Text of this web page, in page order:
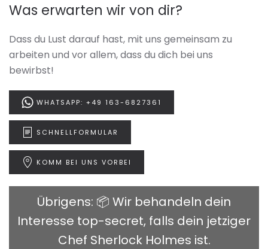
Was erwarten wir von dir?
Dass du Lust darauf hast, mit uns gemeinsam zu
arbeiten und vor allem, dass du dich bei uns
bewirbst!
WHATSAPP: +49 163-6827361
SCHNELLFORMULAR
KOMM BEI UNS VORBEI
Übrigens: 📦 Wir behandeln dein
Interesse top-secret, falls dein jetziger
Chef Sherlock Holmes ist.